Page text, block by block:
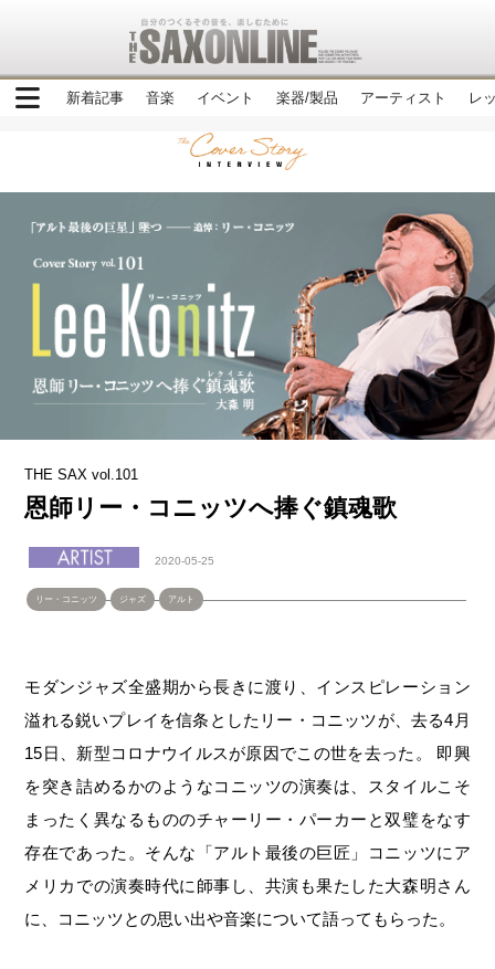
新着記事 音楽 イベント 楽器/製品 アーティスト レ
THE SAX vol.101
恩師リー・コニッツへ捧ぐ鎮魂歌
2020-05-25
リー・コニッツ ジャズ アルト
モダンジャズ全盛期から長きに渡り、インスピレーション
溢れる鋭いプレイを信条としたリー・コニッツが、去る4月
15日、新型コロナウイルスが原因でこの世を去った。 即興
を突き詰めるかのようなコニッツの演奏は、スタイルこそ
まったく異なるもののチャーリー・パーカーと双璧をなす
存在であった。そんな「アルト最後の巨匠」コニッツにア
メリカでの演奏時代に師事し、共演も果たした大森明さん
に、コニッツとの思い出や音楽について語ってもらった。